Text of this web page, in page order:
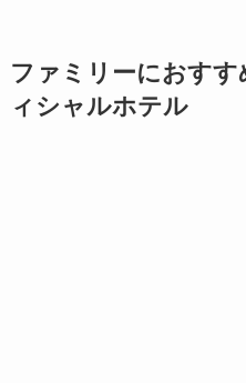
ファミリーにおす
ィシャルホテル